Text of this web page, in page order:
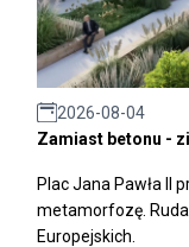
2026-08-04
Zamiast betonu -
Plac Jana Pawła II
metamorfozę. Ruda
Europejskich.